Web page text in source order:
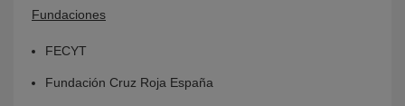
Fundaciones
FECYT
Fundación Cruz Roja España